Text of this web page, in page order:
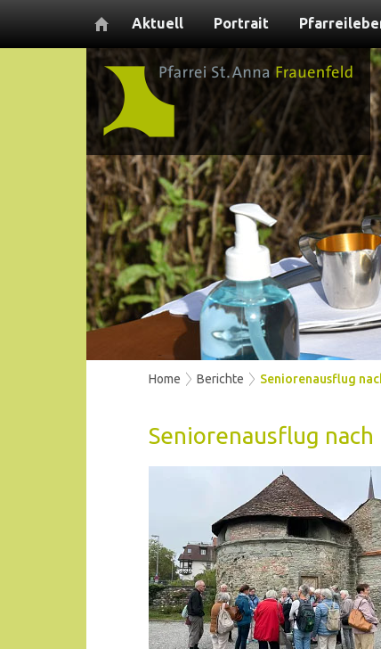
Aktuell Portrait
Home Berichte Seniorenausflug
Seniorenausflug